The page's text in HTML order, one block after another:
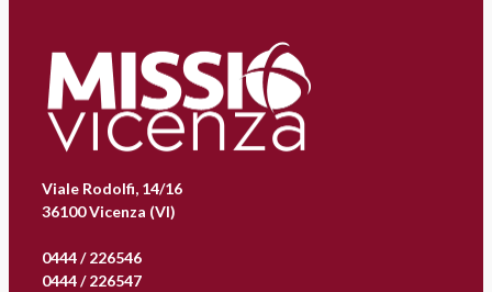
Viale Rodolfi, 14/16
36100 Vicenza (VI)
0444 / 226546
0444 / 226547